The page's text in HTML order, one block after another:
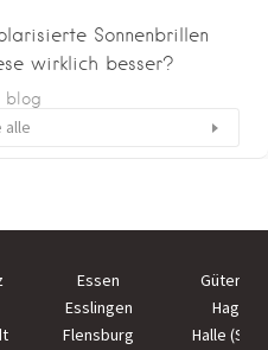
Sonnenbrillen
wirklich besser?
blog
alle
Essen
Esslingen
Hagen
Flensburg
Halle